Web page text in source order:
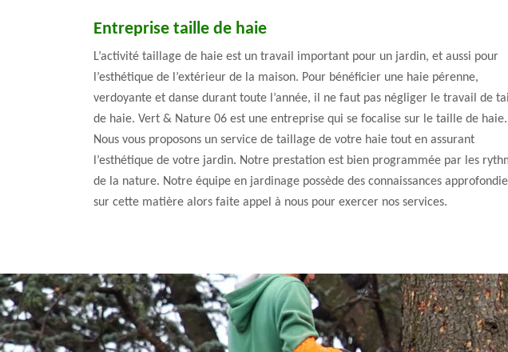
Entreprise taille de haie
L’activité taillage de haie est un travail important pour un jardin, et aussi pour
l’esthétique de l’extérieur de la maison. Pour bénéficier une haie pérenne,
verdoyante et danse durant toute l’année, il ne faut pas négliger le travail de
de haie. Vert & Nature 06 est une entreprise qui se focalise sur le taille de haie.
Nous vous proposons un service de taillage de votre haie tout en assurant
l’esthétique de votre jardin. Notre prestation est bien programmée par les
de la nature. Notre équipe en jardinage possède des connaissances
sur cette matière alors faite appel à nous pour exercer nos services.